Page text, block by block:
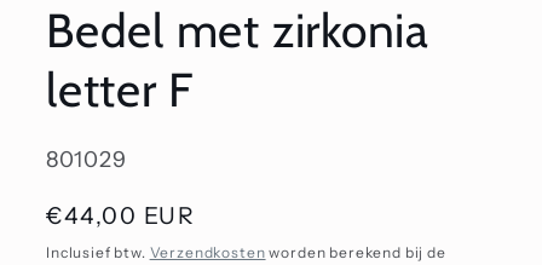
Bedel met zirkonia
letter F
SKU:
801029
Normale
prijs
€44,00 EUR
Inclusief btw. Verzendkosten worden berekend bij de